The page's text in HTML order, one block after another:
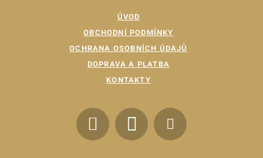
ÚVOD
OBCHODNÍ PODMÍNKY
OCHRANA OSOBNÍCH ÚDAJŮ
DOPRAVA A PLATBA
KONTAKTY